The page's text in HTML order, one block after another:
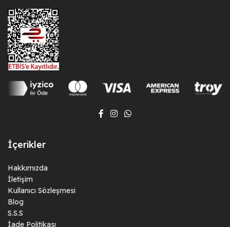
İçerikler
Hakkımızda
İletişim
Kullanıcı Sözleşmesi
Blog
S.S.S
İade Politikası